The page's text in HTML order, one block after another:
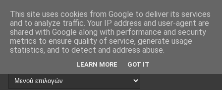
This site uses cookies from Google to deliver its services
and to analyze traffic. Your IP address and user-agent are
shared with Google along with performance and security
metrics to ensure quality of service, generate usage
statistics, and to detect and address abuse.
LEARN MORE GOT IT